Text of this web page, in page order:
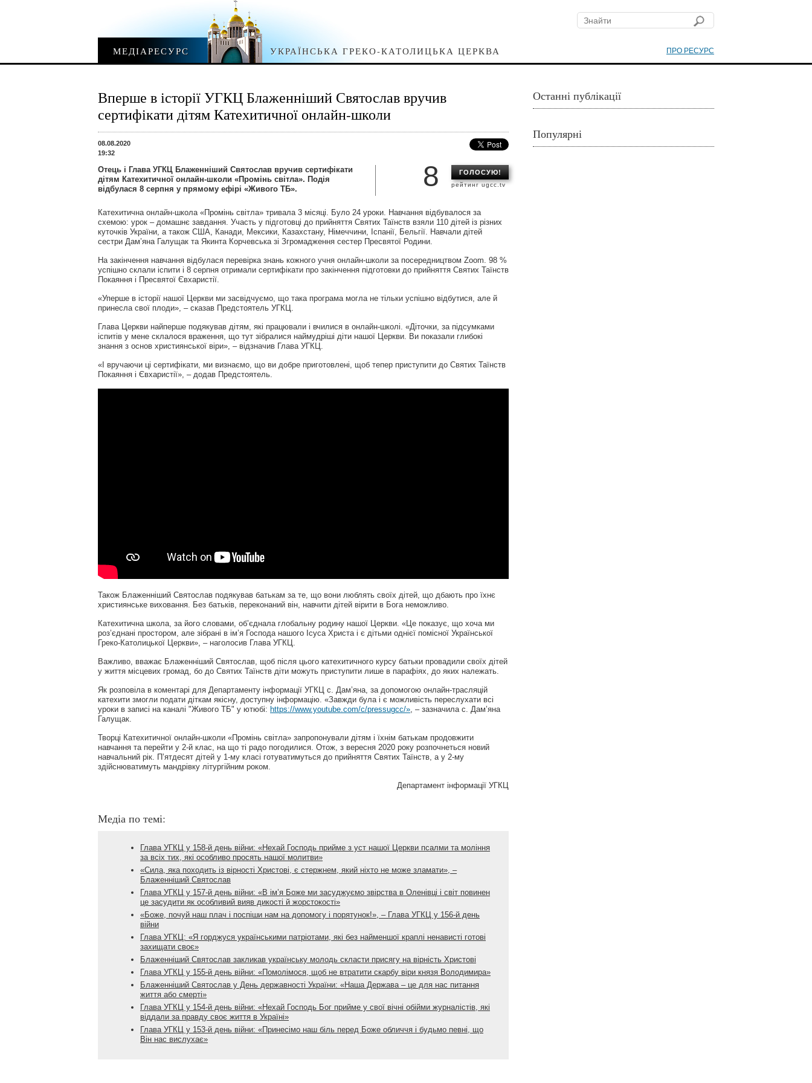
ПРО РЕСУРС
МЕДІАРЕСУРС УКРАЇНСЬКА ГРЕКО-КАТОЛИЦЬКА ЦЕРКВА
Вперше в історії УГКЦ Блаженніший Святослав вручив
сертифікати дітям Катехитичної онлайн-школи
08.08.2020
19:32
ГОЛОСУЮ!
рейтинг ugcc.tv
8
Отець і Глава УГКЦ Блаженніший Святослав вручив сертифікати
дітям Катехитичної онлайн-школи «Промінь світла». Подія
відбулася 8 серпня у прямому ефірі «Живого ТБ».
Катехитична онлайн-школа «Промінь світла» тривала 3 місяці. Було 24 уроки. Навчання відбувалося за
схемою: урок – домашнє завдання. Участь у підготовці до прийняття Святих Таїнств взяли 110 дітей із різних
куточків України, а також США, Канади, Мексики, Казахстану, Німеччини, Іспанії, Бельгії. Навчали дітей
сестри Дам’яна Галущак та Якинта Корчевська зі Згромадження сестер Пресвятої Родини.
На закінчення навчання відбулася перевірка знань кожного учня онлайн-школи за посередництвом Zoom. 98 %
успішно склали іспити і 8 серпня отримали сертифікати про закінчення підготовки до прийняття Святих Таїнств
Покаяння і Пресвятої Євхаристії.
«Уперше в історії нашої Церкви ми засвідчуємо, що така програма могла не тільки успішно відбутися, але й
принесла свої плоди», – сказав Предстоятель УГКЦ.
Глава Церкви найперше подякував дітям, які працювали і вчилися в онлайн-школі. «Діточки, за підсумками
іспитів у мене склалося враження, що тут зібралися наймудріші діти нашої Церкви. Ви показали глибокі
знання з основ християнської віри», – відзначив Глава УГКЦ.
«І вручаючи ці сертифікати, ми визнаємо, що ви добре приготовлені, щоб тепер приступити до Святих Таїнств
Покаяння і Євхаристії», – додав Предстоятель.
Також Блаженніший Святослав подякував батькам за те, що вони люблять своїх дітей, що дбають про їхнє
християнське виховання. Без батьків, переконаний він, навчити дітей вірити в Бога неможливо.
Катехитична школа, за його словами, об’єднала глобальну родину нашої Церкви. «Це показує, що хоча ми
роз’єднані простором, але зібрані в ім’я Господа нашого Ісуса Христа і є дітьми однієї помісної Української
Греко-Католицької Церкви», – наголосив Глава УГКЦ.
Важливо, вважає Блаженніший Святослав, щоб після цього катехитичного курсу батьки провадили своїх дітей
у життя місцевих громад, бо до Святих Таїнств діти можуть приступити лише в парафіях, до яких належать.
Як розповіла в коментарі для Департаменту інформації УГКЦ с. Дам’яна, за допомогою онлайн-трасляцій
катехити змогли подати діткам якісну, доступну інформацію. «Завжди була і є можливість переслухати всі
уроки в записі на каналі "Живого ТБ" у ютюбі: https://www.youtube.com/c/pressugcc/», – зазначила с. Дам’яна
Галущак.
Творці Катехитичної онлайн-школи «Промінь світла» запропонували дітям і їхнім батькам продовжити
навчання та перейти у 2-й клас, на що ті радо погодилися. Отож, з вересня 2020 року розпочнеться новий
навчальний рік. П’ятдесят дітей у 1-му класі готуватимуться до прийняття Святих Таїнств, а у 2-му
здійснюватимуть мандрівку літургійним роком.
Департамент інформації УГКЦ
Медіа по темі:
Глава УГКЦ у 158-й день війни: «Нехай Господь прийме з уст нашої Церкви псалми та моління
за всіх тих, які особливо просять нашої молитви»
«Сила, яка походить із вірності Христові, є стержнем, який ніхто не може зламати», –
Блаженніший Святослав
Глава УГКЦ у 157-й день війни: «В ім’я Боже ми засуджуємо звірства в Оленівці і світ повинен
це засудити як особливий вияв дикості й жорстокості»
«Боже, почуй наш плач і поспіши нам на допомогу і порятунок!», – Глава УГКЦ у 156-й день
війни
Глава УГКЦ: «Я горджуся українськими патріотами, які без найменшої краплі ненависті готові
захищати своє»
Блаженніший Святослав закликав українську молодь скласти присягу на вірність Христові
Глава УГКЦ у 155-й день війни: «Помолімося, щоб не втратити скарбу віри князя Володимира»
Блаженніший Святослав у День державності України: «Наша Держава – це для нас питання
життя або смерті»
Глава УГКЦ у 154-й день війни: «Нехай Господь Бог прийме у свої вічні обійми журналістів, які
віддали за правду своє життя в Україні»
Глава УГКЦ у 153-й день війни: «Принесімо наш біль перед Боже обличчя і будьмо певні, що
Він нас вислухає»
Останні публікації
Популярні